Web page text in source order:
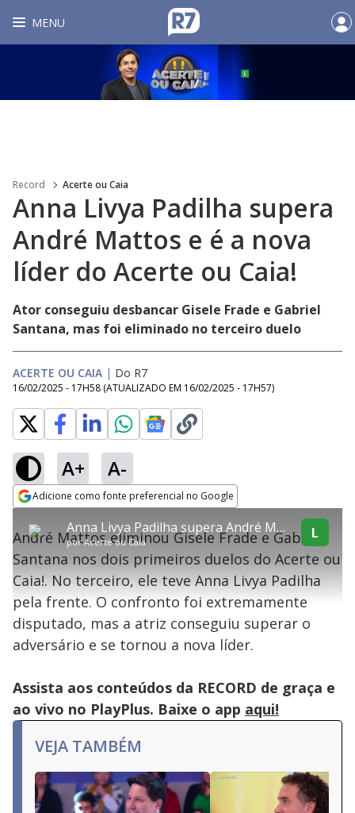
MENU
Record Acerte ou Caia
Anna Livya Padilha supera
André Mattos e é a nova
líder do Acerte ou Caia!
Ator conseguiu desbancar Gisele Frade e Gabriel
Santana, mas foi eliminado no terceiro duelo
ACERTE OU CAIA | Do R7
16/02/2025 - 17H58 (ATUALIZADO EM 16/02/2025 - 17H57)
A+ A-
Adicione como fonte preferencial no Google
a
window.
modal
be
closed
by
the
or
activating
close
button.
explore
Conteúdo bloqueado
Lamentamos, mas o vídeo que está tentando assisitr é de exibição
exclusiva em território brasileiro :-(
Anna Livya Padilha supera André Mattos e é a nova líder do Acerte ou Caia!
porAcerte ou Caia
L
André Mattos eliminou Gisele Frade e Gabriel
Santana nos dois primeiros duelos do Acerte ou
Caia!. No terceiro, ele teve Anna Livya Padilha
pela frente. O confronto foi extremamente
disputado, mas a atriz conseguiu superar o
adversário e se tornou a nova líder.
Assista aos conteúdos da RECORD de graça e
ao vivo no PlayPlus. Baixe o app aqui!
VEJA TAMBÉM